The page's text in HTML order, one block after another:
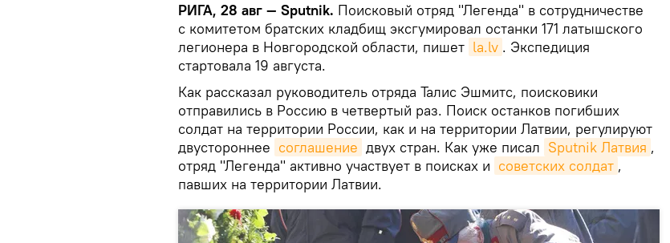
РИГА, 28 авг — Sputnik. Поисковый отряд "Легенда" в сотрудничестве
с комитетом братских кладбищ эксгумировал останки 171 латышского
легионера в Новгородской области, пишет la.lv . Экспедиция
стартовала 19 августа.
Как рассказал руководитель отряда Талис Эшмитс, поисковики
отправились в Россию в четвертый раз. Поиск останков погибших
солдат на территории России, как и на территории Латвии, регулируют
двустороннее соглашение двух стран. Как уже писал Sputnik Латвия ,
отряд "Легенда" активно участвует в поисках и советских солдат ,
павших на территории Латвии.